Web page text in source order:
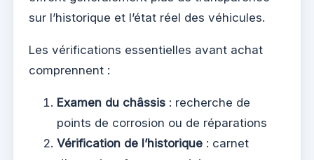
sur l’historique et l’état réel des véhicules.
Les vérifications essentielles avant achat
comprennent :
Examen du châssis : recherche de
points de corrosion ou de réparations
Vérification de l’historique : carnet